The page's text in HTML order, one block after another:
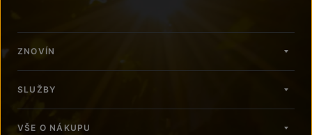
ZNOVÍN
SLUŽBY
VŠE O NÁKUPU